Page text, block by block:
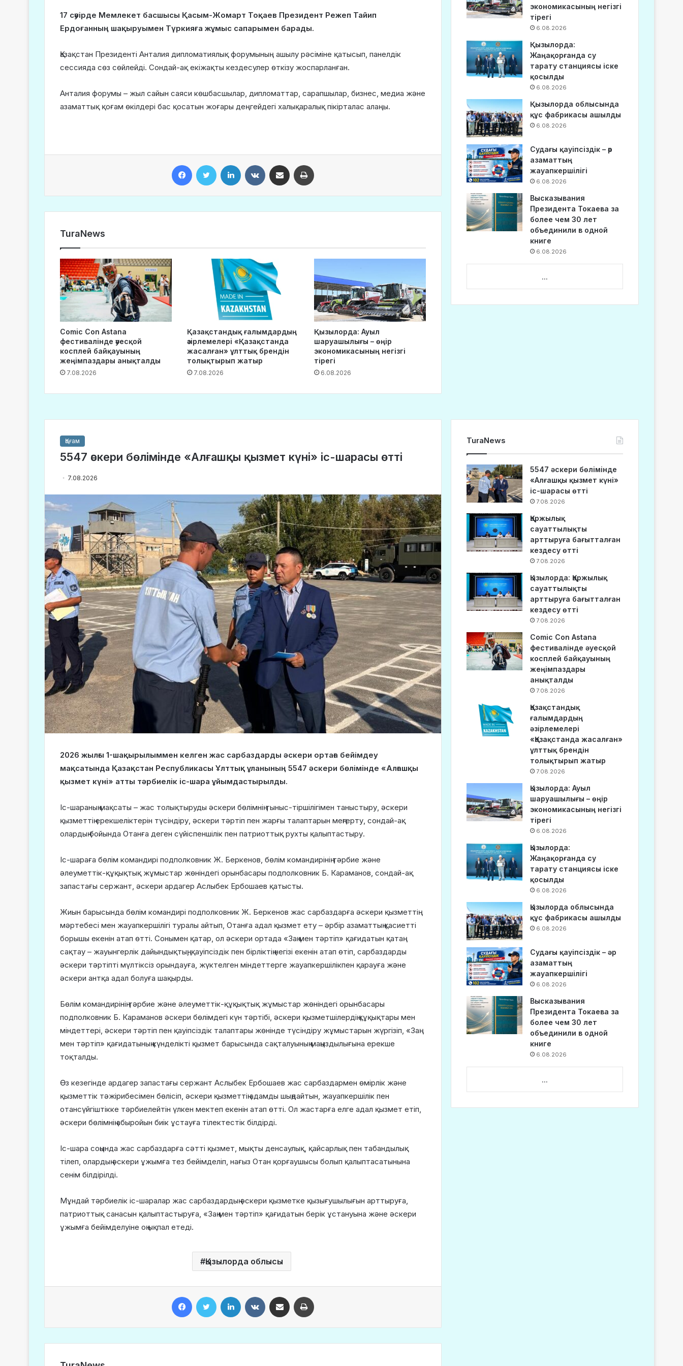
17 сәуірде Мемлекет басшысы Қасым-Жомарт Тоқаев Президент Режеп Тайип
Ердоғанның шақыруымен Түркияға жұмыс сапарымен барады.
Қазақстан Президенті Анталия дипломатиялық форумының ашылу рәсіміне қатысып, панелдік
сессияда сөз сөйлейді. Сондай-ақ екіжақты кездесулер өткізу жоспарланған.
Анталия форумы – жыл сайын саяси көшбасшылар, дипломаттар, сарапшылар, бизнес, медиа және
азаматтық қоғам өкілдері бас қосатын жоғары деңгейдегі халықаралық пікірталас алаңы.
TuraNews
Comic Con Astana
фестивалінде әуесқой
косплей байқауының
жеңімпаздары анықталды
7.08.2026
Қазақстандық ғалымдардың
әзірлемелері «Қазақстанда
жасалған» ұлттық брендін
толықтырып жатыр
7.08.2026
Қызылорда: Ауыл
шаруашылығы – өңір
экономикасының негізгі
тірегі
6.08.2026
экономикасының негізгі
тірегі
6.08.2026
Қызылорда:
Жаңақорғанда су
тарату станциясы іске
қосылды
6.08.2026
Қызылорда облысында
құс фабрикасы ашылды
6.08.2026
Судағы қауіпсіздік – әр
азаматтың
жауапкершілігі
6.08.2026
Высказывания
Президента Токаева за
более чем 30 лет
объединили в одной
книге
6.08.2026
...